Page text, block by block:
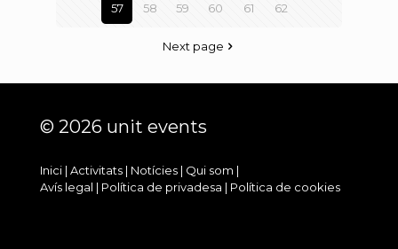
57 58 59 60 61 62
Next page
© 2026 unit events
Inici | Activitats | Notícies | Qui som |
Avís legal | Política de privadesa | Política de cookies